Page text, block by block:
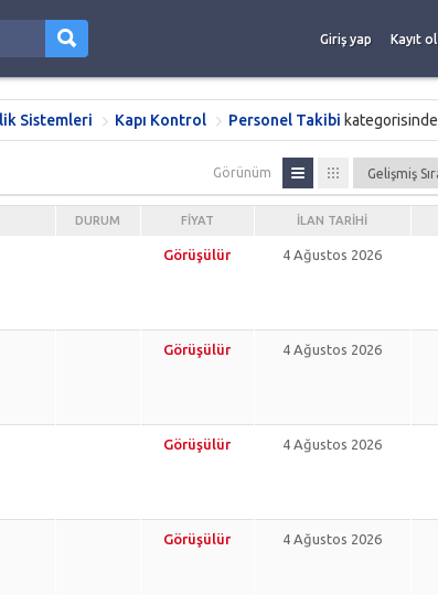
Giriş yap Kayıt ol
Sistemleri Kapı Kontrol Personel Takibi kategorisinde
Görünüm
DURUM FIYAT İLAN TARIHI
Görüşülür 4 Ağustos 2026
Görüşülür 4 Ağustos 2026
Görüşülür 4 Ağustos 2026
Görüşülür 4 Ağustos 2026